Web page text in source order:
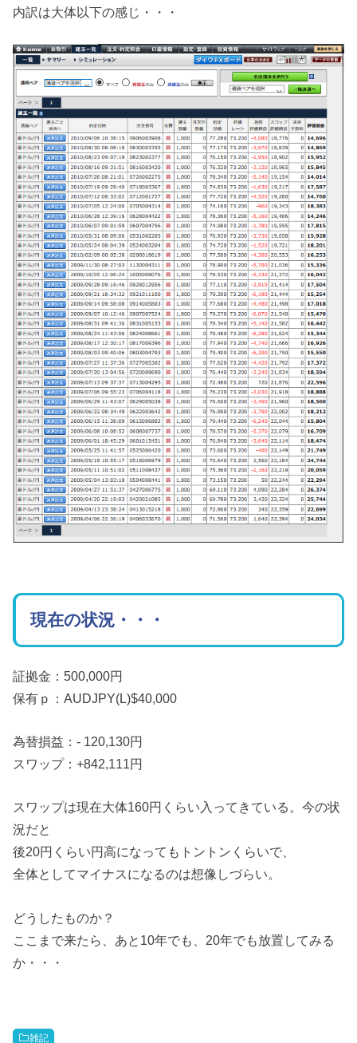
内訳は大体以下の感じ・・・
現在の状況・・・
証拠金：500,000円
保有ｐ：AUDJPY(L)$40,000
為替損益：- 120,130円
スワップ：+842,111円
スワップは現在大体160円くらい入ってきている。今の状
況だと
後20円くらい円高になってもトントンくらいで、
全体としてマイナスになるのは想像しづらい。
どうしたものか？
ここまで来たら、あと10年でも、20年でも放置してみる
か・・・
雑記